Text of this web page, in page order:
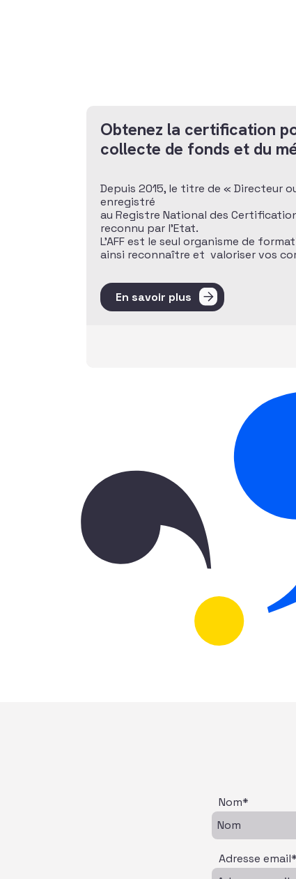
Obtenez la certification
collecte de fonds et du
Depuis 2015, le titre de « Directeur
enregistré
au Registre National des
reconnu par l’Etat.
L’AFF est le seul organisme de
ainsi reconnaître et valoriser vos
En savoir plus
Nom*
Adresse email*